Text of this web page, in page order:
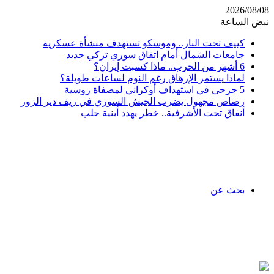
2026/08/08
نبض الساعة
كييف تحت النار.. وموسكو تستهدف منشأة عسكرية
جامعات الشمال أمام اتفاق سوري تركي جديد
6 أشهر من الحرب.. ماذا كسبت إيران؟
لماذا يستمر الإرهاق رغم النوم لساعات طويلة؟
5 جرحى في استهداف أوكراني لمصفاة روسية
رصاص مجهول يضرب الجيش السوري في ريف دير الزور
أنفاق تحت الأشرفية.. خطر يهدد أبنية حلب
بحث عن